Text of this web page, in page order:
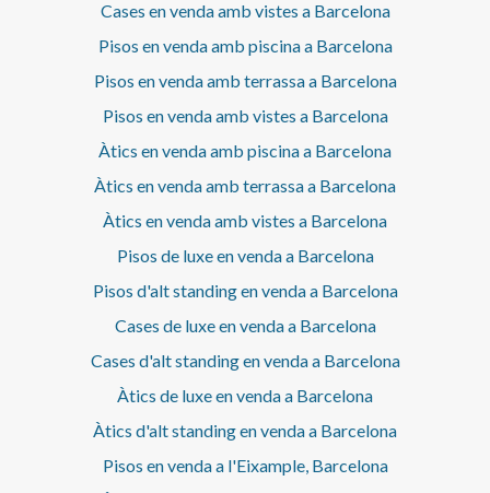
KENDO LIGHT Il·luminació LED directa i perimetral a tot
independents Calefacció individual de gas Radiadors de
disseny Hudson Reed Porcellànics de gran format de
Living Ceramics i Mirage a la cuina i als banys Aixetes
amb peces seleccionades de Kristensen & Kristensen,
Eichholtz i Vical Una propietat única que combina
contemporani del màxim nivell, ideal per a qui busca
exclusivitat en una de les adreces més prestigioses de
concertar una visita privada.
Cases en venda amb vistes a Barcelona
Pisos en venda amb piscina a Barcelona
Pisos en venda amb terrassa a Barcelona
Pisos en venda amb vistes a Barcelona
Àtics en venda amb piscina a Barcelona
Àtics en venda amb terrassa a Barcelona
Àtics en venda amb vistes a Barcelona
Pisos de luxe en venda a Barcelona
Pisos d'alt standing en venda a Barcelona
Cases de luxe en venda a Barcelona
Cases d'alt standing en venda a Barcelona
Àtics de luxe en venda a Barcelona
Àtics d'alt standing en venda a Barcelona
Pisos en venda a l'Eixample, Barcelona